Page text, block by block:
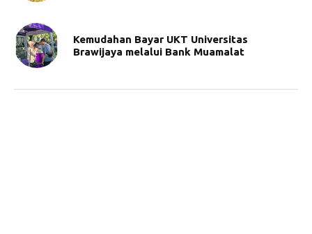
Kemudahan Bayar UKT Universitas
Brawijaya melalui Bank Muamalat